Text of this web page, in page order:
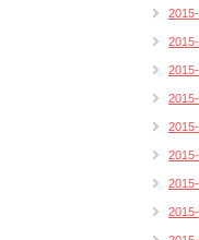
2015-
2015-
2015-
2015-
2015-
2015-
2015-
2015-